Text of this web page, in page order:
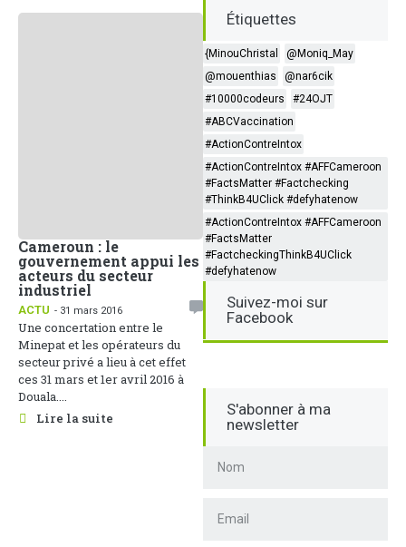
Cameroun : le
gouvernement appui les
acteurs du secteur
industriel
ACTU - 31 mars 2016
Une concertation entre le
Minepat et les opérateurs du
secteur privé a lieu à cet effet
ces 31 mars et 1er avril 2016 à
Douala....
Lire la suite
Étiquettes
{MinouChristal
@Moniq_May
@mouenthias
@nar6cik
#10000codeurs
#24OJT
#ABCVaccination
#ActionContreIntox
#ActionContreIntox #AFFCameroon
#FactsMatter #Factchecking
#ThinkB4UClick #defyhatenow
#ActionContreIntox #AFFCameroon
#FactsMatter
#FactcheckingThinkB4UClick
#defyhatenow
Suivez-moi sur
Facebook
S'abonner à ma
newsletter